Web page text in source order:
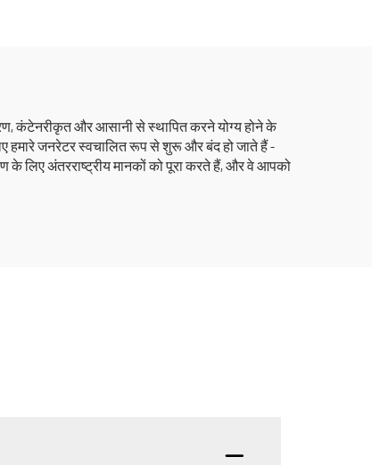
कंटेनरीकृत और आसानी से स्थापित करने योग्य होने के
हमारे जनरेटर स्वचालित रूप से शुरू और बंद हो जाते हैं -
के लिए अंतरराष्ट्रीय मानकों को पूरा करते हैं, और वे आपको